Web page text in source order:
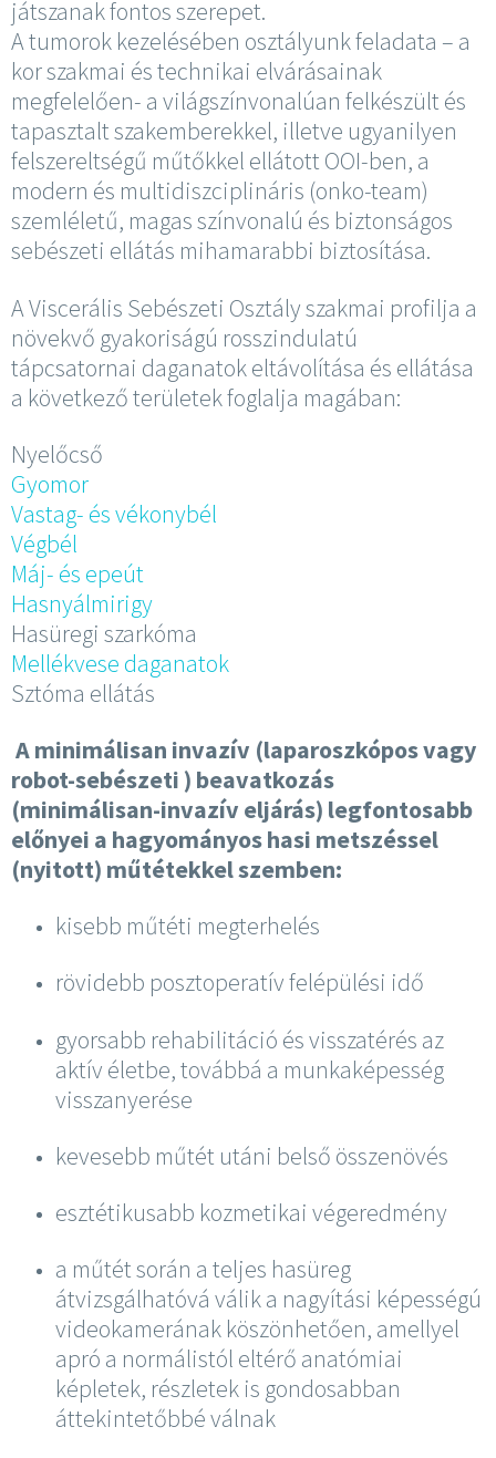
játszanak fontos szerepet.
A tumorok kezelésében osztályunk feladata – a
kor szakmai és technikai elvárásainak
megfelelően- a világszínvonalúan felkészült és
tapasztalt szakemberekkel, illetve ugyanilyen
felszereltségű műtőkkel ellátott OOI-ben, a
modern és multidiszciplináris (onko-team)
szemléletű, magas színvonalú és biztonságos
sebészeti ellátás mihamarabbi biztosítása.
A Viscerális Sebészeti Osztály szakmai profilja a
növekvő gyakoriságú rosszindulatú
tápcsatornai daganatok eltávolítása és ellátása
a következő területek foglalja magában:
Nyelőcső
Gyomor
Vastag- és vékonybél
Végbél
Máj- és epeút
Hasnyálmirigy
Hasüregi szarkóma
Mellékvese daganatok
Sztóma ellátás
A minimálisan invazív (laparoszkópos vagy
robot-sebészeti ) beavatkozás
(minimálisan-invazív eljárás) legfontosabb
előnyei a hagyományos hasi metszéssel
(nyitott) műtétekkel szemben:
kisebb műtéti megterhelés
rövidebb posztoperatív felépülési idő
gyorsabb rehabilitáció és visszatérés az
aktív életbe, továbbá a munkaképesség
visszanyerése
kevesebb műtét utáni belső összenövés
esztétikusabb kozmetikai végeredmény
a műtét során a teljes hasüreg
átvizsgálhatóvá válik a nagyítási képességú
videokamerának köszönhetően, amellyel
apró a normálistól eltérő anatómiai
képletek, részletek is gondosabban
áttekintetőbbé válnak